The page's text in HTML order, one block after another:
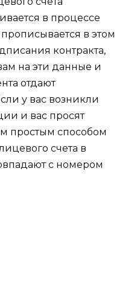
в процессе
в этом
контракта,
на эти данные и
отдают
у вас возникли
и вас просят
простым способом
счета в
с номером